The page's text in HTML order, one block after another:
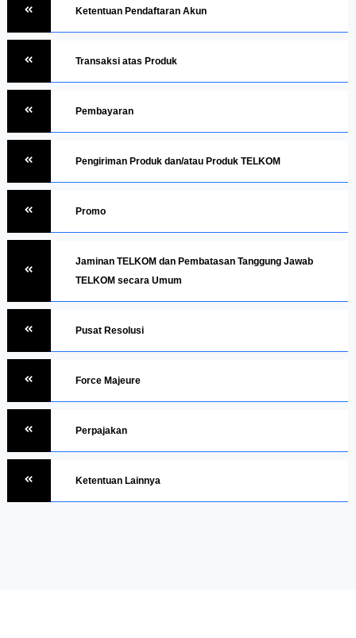
Ketentuan Pendaftaran Akun
Transaksi atas Produk
Pembayaran
Pengiriman Produk dan/atau Produk TELKOM
Promo
Jaminan TELKOM dan Pembatasan Tanggung Jawab
TELKOM secara Umum
Pusat Resolusi
Force Majeure
Perpajakan
Ketentuan Lainnya